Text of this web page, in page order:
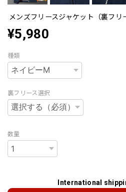
メンズフリースジャケット（裏フ
¥5,980
種類
裏フリース選択
数量
International